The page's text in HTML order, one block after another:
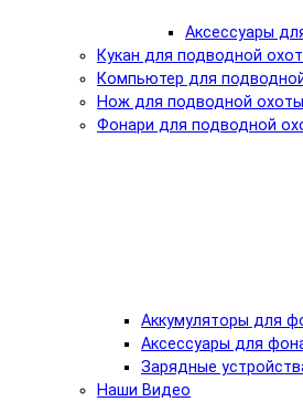
Аксессуары
Кукан для подводной
Компьютер для
Нож для подводной охоты
Фонари для подводной
Аккумуляторы для
Аксессуары для
Зарядные
Наши Видео